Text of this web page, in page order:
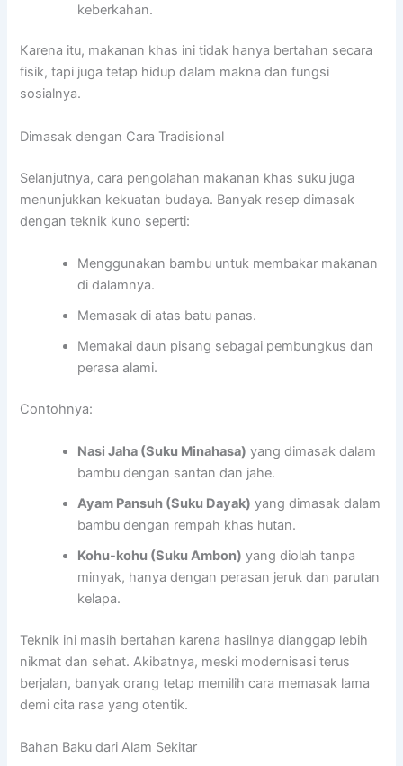
keberkahan.
Karena itu, makanan khas ini tidak hanya bertahan secara
fisik, tapi juga tetap hidup dalam makna dan fungsi
sosialnya.
Dimasak dengan Cara Tradisional
Selanjutnya, cara pengolahan makanan khas suku juga
menunjukkan kekuatan budaya. Banyak resep dimasak
dengan teknik kuno seperti:
Menggunakan bambu untuk membakar makanan
di dalamnya.
Memasak di atas batu panas.
Memakai daun pisang sebagai pembungkus dan
perasa alami.
Contohnya:
Nasi Jaha (Suku Minahasa) yang dimasak dalam
bambu dengan santan dan jahe.
Ayam Pansuh (Suku Dayak) yang dimasak dalam
bambu dengan rempah khas hutan.
Kohu-kohu (Suku Ambon) yang diolah tanpa
minyak, hanya dengan perasan jeruk dan parutan
kelapa.
Teknik ini masih bertahan karena hasilnya dianggap lebih
nikmat dan sehat. Akibatnya, meski modernisasi terus
berjalan, banyak orang tetap memilih cara memasak lama
demi cita rasa yang otentik.
Bahan Baku dari Alam Sekitar